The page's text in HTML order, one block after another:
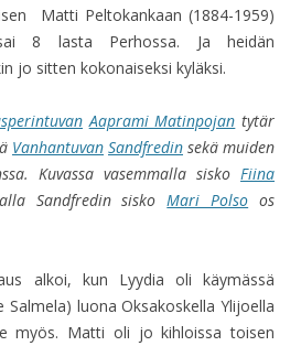
Matti Peltokankaan (1884-1959)
8 lasta Perhossa. Ja heidän
jo sitten kokonaiseksi kyläksi.
Aaprami Matinpojan tytär
Vanhantuvan Sandfredin sekä muiden
Kuvassa vasemmalla sisko Fiina
Sandfredin siskoMari Polso os
alkoi, kun Lyydia oli käymässä
Salmela) luona Oksakoskella Ylijoella
myös. Matti oli jo kihloissa toisen